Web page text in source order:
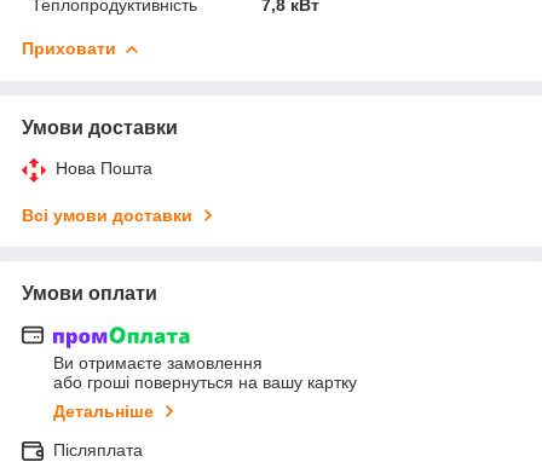
Теплопродуктивність
7,8 кВт
Приховати
Умови доставки
Нова Пошта
Всі умови доставки
Умови оплати
Ви отримаєте замовлення
або гроші повернуться на вашу картку
Детальніше
Післяплата